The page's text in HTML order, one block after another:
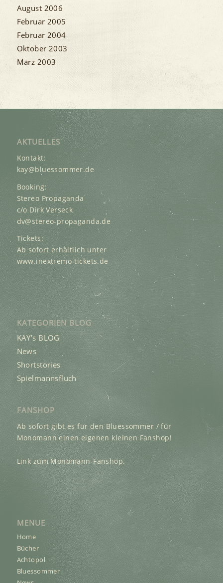
August 2006
Februar 2005
Februar 2004
Oktober 2003
März 2003
AKTUELLES
Kontakt:
kay@bluessommer.de
Booking:
Stereo Propaganda
c/o Dirk Verseck
dv@stereo-propaganda.de
Tickets:
Ab sofort erhältlich unter
www.inextremo-tickets.de
KATEGORIEN BLOG
KAY’s BLOG
News
Shortstories
Spielmannsfluch
FANSHOP
Ab sofort gibt es für den Bluessommer / für
Monomann einen eigenen kleinen Fanshop!
Link zum Monomann-Fanshop.
MENUE
Home
Bücher
Achtopol
Bluessommer